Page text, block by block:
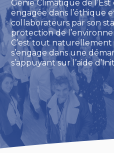
Génie Climatique de
engagée dans l’éthique
collaborateurs par son
protection de
C’est tout naturellement
s’engage dans une
s’appuyant sur l’aide